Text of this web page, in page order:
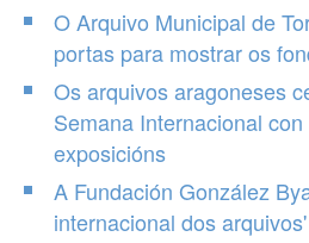
O Arquivo Municipal de
portas para mostrar os
Os arquivos aragoneses
Semana Internacional
exposicións
A Fundación González
internacional dos arquivos'